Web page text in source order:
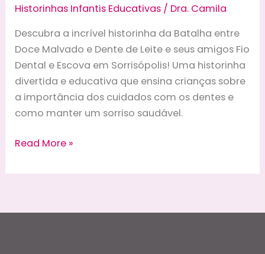
Historinhas Infantis Educativas / Dra. Camila
Descubra a incrível historinha da Batalha entre
Doce Malvado e Dente de Leite e seus amigos Fio
Dental e Escova em Sorrisópolis! Uma historinha
divertida e educativa que ensina crianças sobre
a importância dos cuidados com os dentes e
como manter um sorriso saudável.
Doce
Read More »